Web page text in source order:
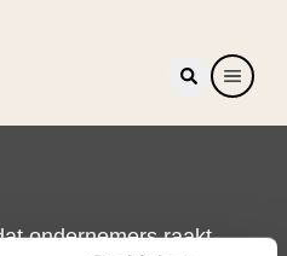
ondernemers raakt.